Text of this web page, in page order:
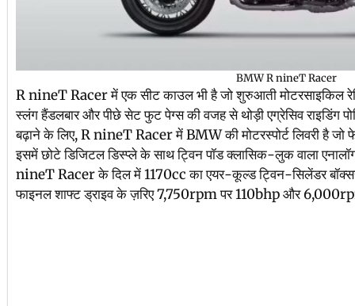
BMW R nineT Racer
R nineT Racer में एक सीट काउल भी है जो शुरुआती मोटरसाइकिल
स्लंग हैंडलबार और पीछे सेट फुट पेग्स की वजह से थोड़ी एग्रेसिव राइडिंग
बढ़ाने के लिए, R nineT Racer में BMW की मोटरस्पोर्ट लिवरी है
इसमें छोटे डिजिटल डिस्प्ले के साथ ट्विन पॉड क्लासिक-लुक वाला
nineT Racer के दिल में 1170cc का एयर-कूल्ड ट्विन-सिलेंडर
फाइनल शाफ्ट ड्राइव के ज़रिए 7,750rpm पर 110bhp और